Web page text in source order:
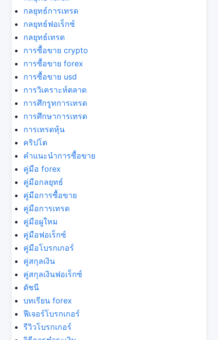
กลยุทธ์การเทรด
กลยุทธ์ฟอเร็กซ์
กลยุทธ์เทรด
การซื้อขาย crypto
การซื้อขาย forex
การซื้อขาย usd
การวิเคราะห์ตลาด
การศึกรูทการเทรด
การศึกษาการเทรด
การเทรดหุ้น
คริปโต
คำแนะนำการซื้อขาย
คู่มือ forex
คู่มือกลยุทธ์
คู่มือการซื้อขาย
คู่มือการเทรด
คู่มือผูใหม
คู่มือฟอเร็กซ์
คู่มือโบรกเกอร์
คู่สกุลเงิน
คู่สกุลเงินฟอเร็กซ์
ดัชนี
บทเรียน forex
ฟีเจอร์โบรกเกอร์
รีวิวโบรกเกอร์